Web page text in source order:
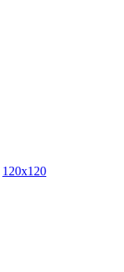
120x120